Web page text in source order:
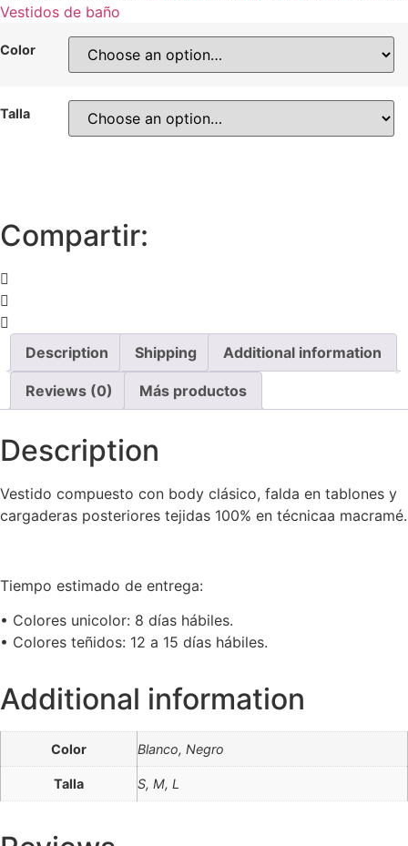
Vestidos de baño
Color
Talla
Compartir:
Description Shipping Additional information
Reviews (0) Más productos
Description
Vestido compuesto con body clásico, falda en tablones y
cargaderas posteriores tejidas 100% en técnicaa macramé.
Tiempo estimado de entrega:
•⁠ ⁠Colores unicolor: 8 días hábiles.
•⁠ ⁠Colores teñidos: 12 a 15 días hábiles.
Additional information
Color Blanco, Negro
Talla S, M, L